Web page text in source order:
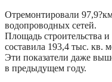
Отремонтировали
водопроводных сетей.
Площадь строительства
составила 193,4 тыс. кв.
Эти показатели даже
в предыдущем году.